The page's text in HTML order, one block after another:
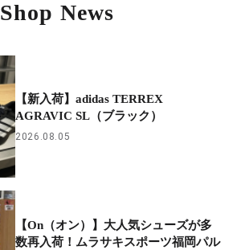
Shop News
【新入荷】adidas TERREX
AGRAVIC SL（ブラック）
2026.08.05
【On（オン）】大人気シューズが多
数再入荷！ムラサキスポーツ福岡パル